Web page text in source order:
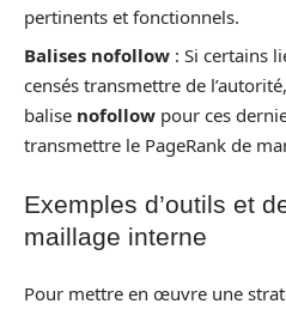
pertinents et fonctionnels.
Balises nofollow : Si certains
censés transmettre de
balise nofollow pour ces
transmettre le PageRank de
Exemples d’outils et
maillage interne
Pour mettre en œuvre une